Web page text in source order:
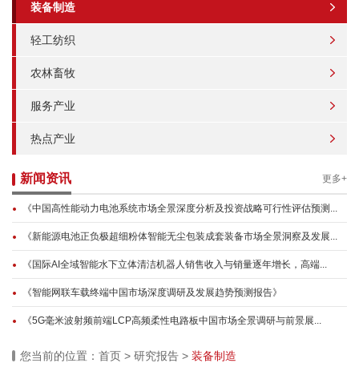
装备制造
轻工纺织
农林畜牧
服务产业
热点产业
新闻资讯 更多+
《中国高性能动力电池系统市场全景深度分析及投资战略可行性评估预测...
《新能源电池正负极超细粉体智能无尘包装成套装备市场全景洞察及发展...
《国际AI全域智能水下立体清洁机器人销售收入与销量逐年增长，高端...
《智能网联车载终端中国市场深度调研及发展趋势预测报告》
《5G毫米波射频前端LCP高频柔性电路板中国市场全景调研与前景展...
您当前的位置： 首页 > 研究报告 > 装备制造